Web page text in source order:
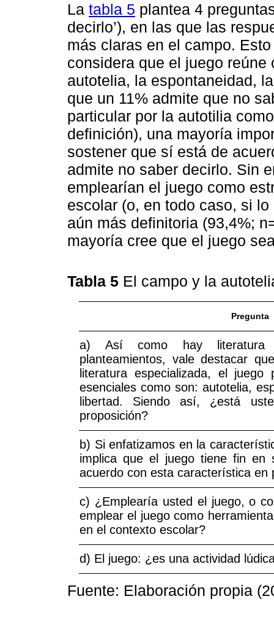
La tabla 5 plantea 4
decirlo’), en las que las
más claras en el campo.
considera que el juego
autotelia, la espontaneidad,
que un 11% admite que no
particular por la autotilia
definición), una mayoría
sostener que sí está de
admite no saber decirlo. Sin
emplearían el juego como
escolar (o, en todo caso, si
aún más definitoria (93,4%;
mayoría cree que el juego
Tabla 5 El campo y la
Pregunta
a) Así como hay literatura
planteamientos, vale destacar
literatura especializada, el juego
esenciales como son: autotelia,
libertad. Siendo así, ¿está
proposición?
b) Si enfatizamos en la
implica que el juego tiene fin en
acuerdo con esta característica en
c) ¿Emplearía usted el juego, o
emplear el juego como
en el contexto escolar?
d) El juego: ¿es una actividad
Fuente: Elaboración propia